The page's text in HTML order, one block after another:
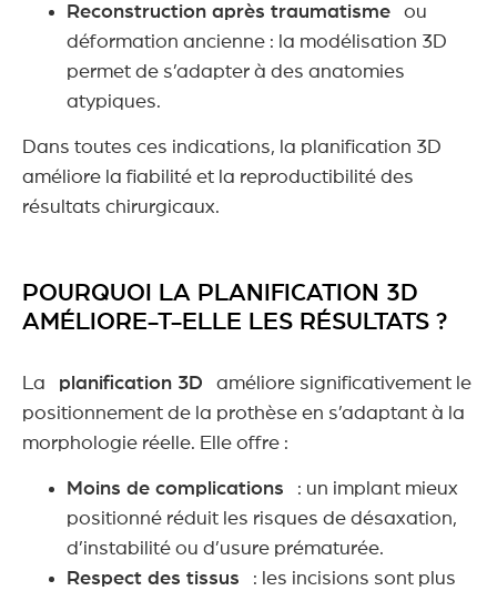
Reconstruction après traumatisme ou
déformation ancienne : la modélisation 3D
permet de s’adapter à des anatomies
atypiques.
Dans toutes ces indications, la planification 3D
améliore la fiabilité et la reproductibilité des
résultats chirurgicaux.
POURQUOI LA PLANIFICATION 3D
AMÉLIORE-T-ELLE LES RÉSULTATS ?
La planification 3D améliore significativement le
positionnement de la prothèse en s’adaptant à la
morphologie réelle. Elle offre :
Moins de complications : un implant mieux
positionné réduit les risques de désaxation,
d’instabilité ou d’usure prématurée.
Respect des tissus : les incisions sont plus